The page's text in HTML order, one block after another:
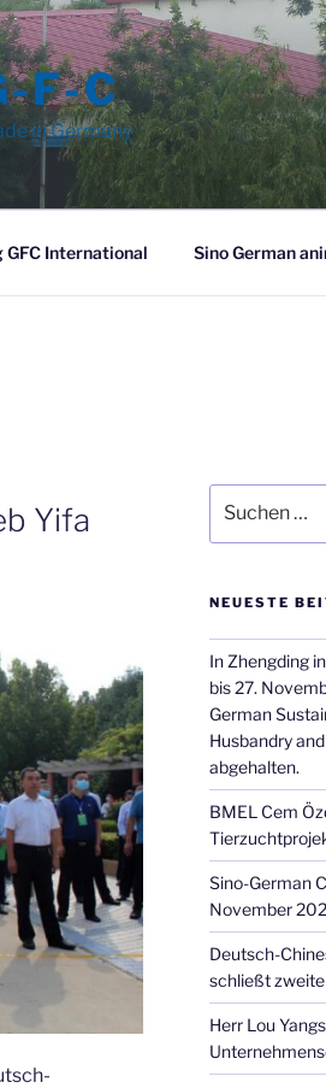
F-C
in Germany
GFC International Sino German
Yifa
nach:
NEUESTE
In Zhengding
bis 27.
German
Husbandry
abgehalten.
BMEL Cem
Sino-German
November
Deutsch-
schließt
Herr Lou